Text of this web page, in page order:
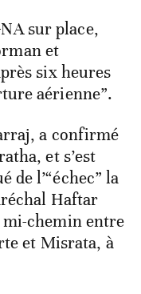
sur place,
et
six heures
aérienne”.
a confirmé
et s’est
de l’“échec” la
Haftar
chemin entre
et Misrata, à